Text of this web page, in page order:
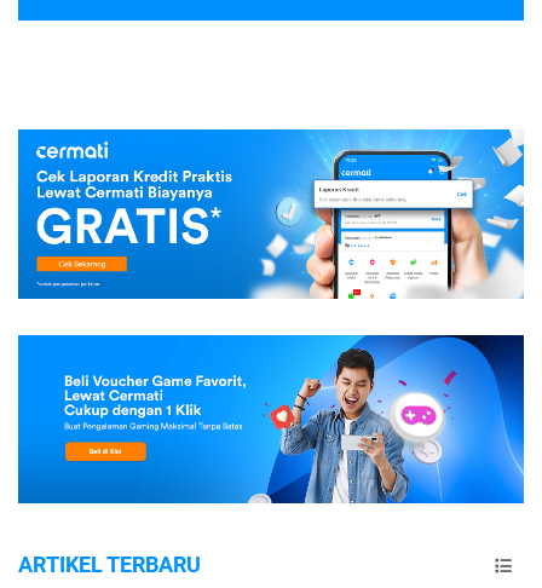
ARTIKEL TERBARU